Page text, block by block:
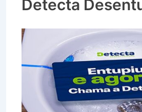
Detecta